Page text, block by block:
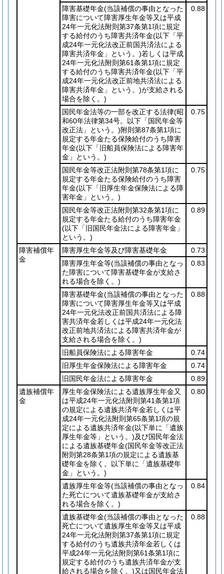
障害基礎年金(当該補償の事由となった
障害について障害厚生年金等又は平成
24年一元化法附則第37条第1項に規定
する給付のうち障害共済年金(以下「平
成24年一元化法改正前国共済法による
障害共済年金」という。)若しくは平成
24年一元化法附則第61条第1項に規定
する給付のうち障害共済年金(以下「平
成24年一元化法改正前地共済法による
障害共済年金」という。)が支給される
場合を除く。)
0.88
国民年金法等の一部を改正する法律(昭
和60年法律第34号。以下「国民年金等
改正法」という。)附則第87条第1項に
規定する年金たる保険給付のうち障害
年金(以下「旧船員保険法による障害年
金」という。)
0.75
国民年金等改正法附則第78条第1項に
規定する年金たる保険給付のうち障害
年金(以下「旧厚生年金保険法による障
害年金」という。)
0.75
国民年金等改正法附則第32条第1項に
規定する年金たる給付のうち障害年金
(以下「旧国民年金法による障害年金」
という。)
0.89
障害補償年
金
障害厚生年金等及び障害基礎年金
0.73
障害厚生年金等(当該補償の事由となっ
た障害について障害基礎年金が支給さ
れる場合を除く。)
0.83
障害基礎年金(当該補償の事由となった
障害について障害厚生年金等又は平成
24年一元化法改正前国共済法による障
害共済年金若しくは平成24年一元化法
改正前地共済法による障害共済年金が
支給される場合を除く。)
0.88
旧船員保険法による障害年金
0.74
旧厚生年金保険法による障害年金
0.74
旧国民年金法による障害年金
0.89
遺族補償年
金
厚生年金保険法による遺族厚生年金又
は平成24年一元化法附則第41条第1項
の規定による遺族共済年金若しくは平
成24年一元化法附則第65条第1項の規
定による遺族共済年金(以下単に「遺族
厚生年金等」という。)及び国民年金法
による遺族基礎年金(国民年金等改正法
附則第28条第1項の規定による遺族基
礎年金を除く。以下単に「遺族基礎年
金」という。)
0.80
遺族厚生年金等(当該補償の事由となっ
た死亡について遺族基礎年金が支給さ
れる場合を除く。)
0.84
遺族基礎年金(当該補償の事由となった
死亡について遺族厚生年金等又は平成
24年一元化法附則第37条第1項に規定
する給付のうち遺族共済年金若しくは
平成24年一元化法附則第61条第1項に
規定する給付のうち遺族共済年金が支
給される場合を除く。)又は国民年金法
0.88